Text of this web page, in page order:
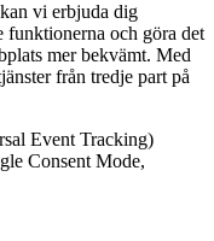
vi erbjuda dig
funktionerna och göra det
mer bekvämt. Med
från tredje part på
Event Tracking)
Consent Mode,